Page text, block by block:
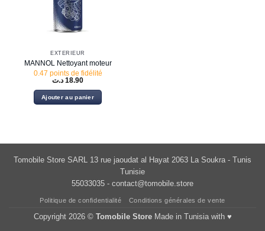
EXTÉRIEUR
MANNOL Nettoyant moteur
0.47 points de fidélité
18.90 د.ت
Ajouter au panier
Tomobile Store SARL 13 rue jaoudat al Hayat 2063 La Soukra - Tunis
Tunisie
55033035 - contact@tomobile.store
Politique de confidentialité Conditions générales de vente
Copyright 2026 © Tomobile StoreMade in Tunisia with ♥